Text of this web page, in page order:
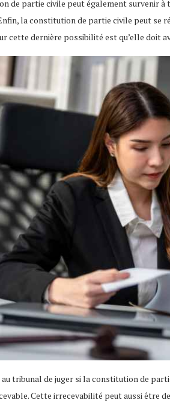
de partie civile peut également survenir
la constitution de partie civile peut se
cette dernière possibilité est qu’elle doit
au tribunal de juger si la constitution de
Cette irrecevabilité peut aussi être